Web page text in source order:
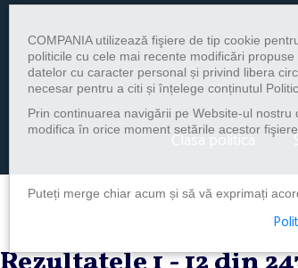
Clasa politica
COMPANIA utilizează fişiere de tip cookie
politicile cu cele mai recente modificări
datelor cu caracter personal și privind libera
necesar pentru a citi și înțelege conținutul
Prin continuarea navigării pe Website-ul
modifica în orice moment setările acestor
Puteți merge chiar acum și să vă exprimați